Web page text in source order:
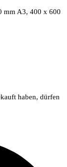
mm A3, 400 x 600
haben, dürfen